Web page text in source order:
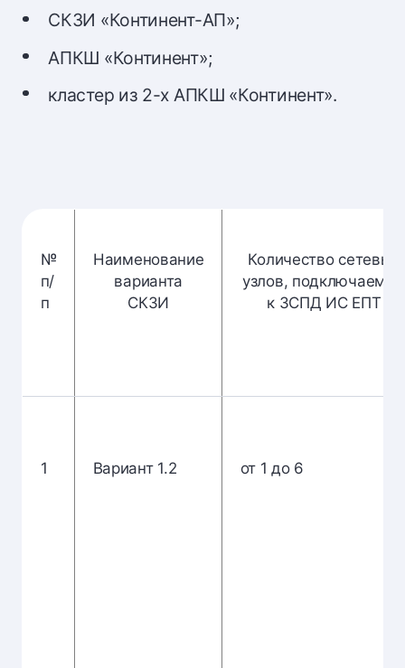
СКЗИ «Континент-АП»;
АПКШ «Континент»;
кластер из 2-х АПКШ «Континент».
№
п/
п
Наименование
варианта
СКЗИ
Количество сетевых
узлов, подключаемых
к ЗСПД ИС ЕПТ
1 Вариант 1.2 от 1 до 6